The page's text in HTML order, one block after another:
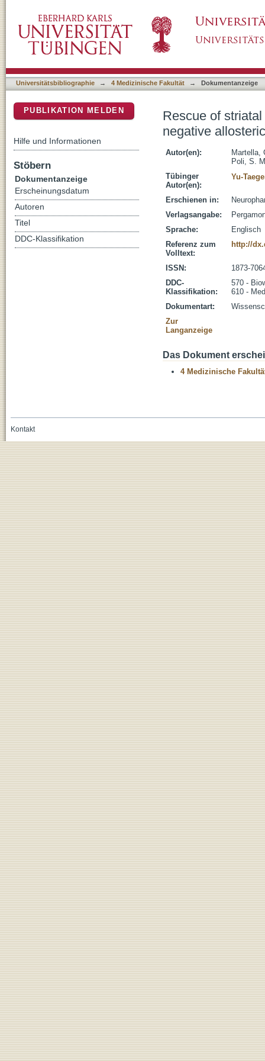
in distinct dystonia models
Universitätsbibliographie → 4 Medizinische Fakultät → Dokumentanzeige
Rescue of
negative
Autor(en):
Martella,
Poli, S.
Tübinger
Autor(en):
Yu-
Erschienen in:
Verlagsangabe:
Sprache:
Englisch
Referenz zum
Volltext:
http://
ISSN:
1873-
DDC-
Klassifikation:
570 -
610 -
Dokumentart:
Zur
Langanzeige
Das Dokument
4 Medizinische
PUBLIKATION MELDEN
Hilfe und Informationen
Stöbern
Dokumentanzeige
Erscheinungsdatum
Autoren
Titel
DDC-Klassifikation
Kontakt